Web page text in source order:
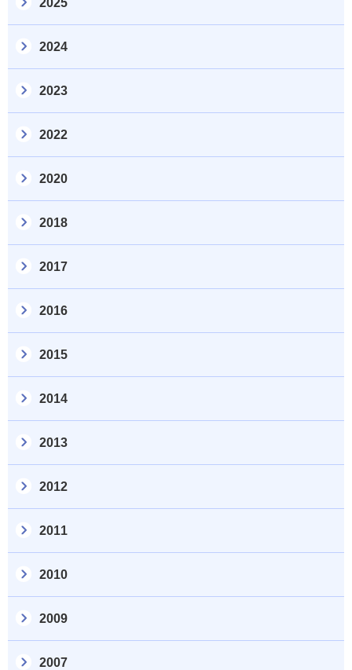
2025
2024
2023
2022
2020
2018
2017
2016
2015
2014
2013
2012
2011
2010
2009
2007